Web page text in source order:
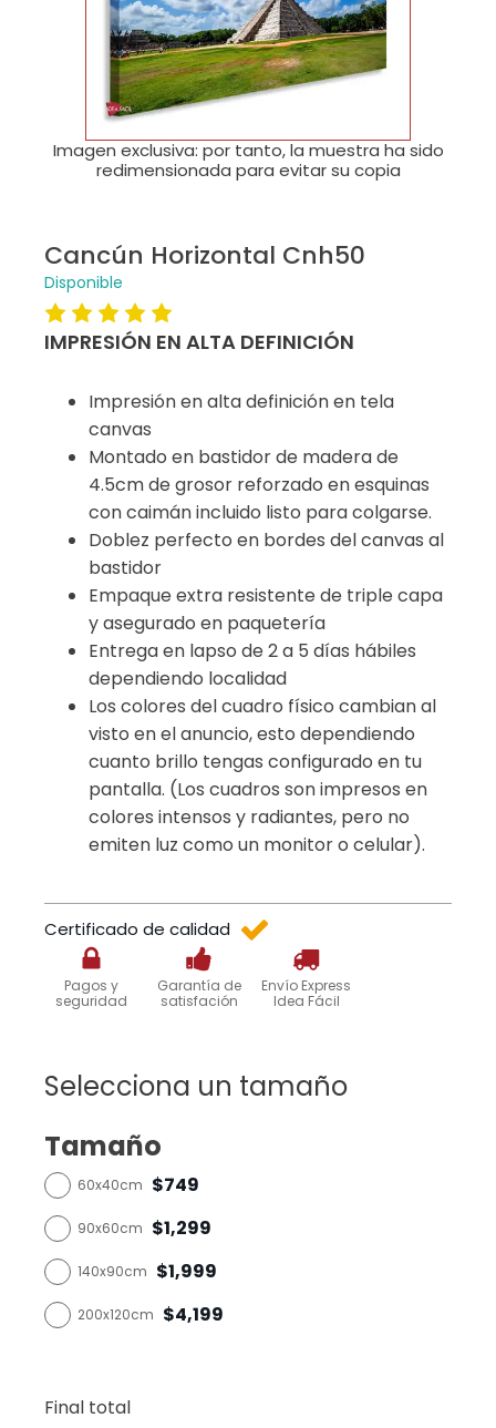
Imagen exclusiva: por tanto, la muestra ha sido
redimensionada para evitar su copia
Cancún Horizontal Cnh50
Disponible
IMPRESIÓN EN ALTA DEFINICIÓN
Impresión en alta definición en tela
canvas
Montado en bastidor de madera de
4.5cm de grosor reforzado en esquinas
con caimán incluido listo para colgarse.
Doblez perfecto en bordes del canvas al
bastidor
Empaque extra resistente de triple capa
y asegurado en paquetería
Entrega en lapso de 2 a 5 días hábiles
dependiendo localidad
Los colores del cuadro físico cambian al
visto en el anuncio, esto dependiendo
cuanto brillo tengas configurado en tu
pantalla. (Los cuadros son impresos en
colores intensos y radiantes, pero no
emiten luz como un monitor o celular).
Certificado de calidad
Pagos y
seguridad
Garantía de
satisfación
Envío Express
Idea Fácil
Selecciona un tamaño
Tamaño
60x40cm $749
90x60cm $1,299
140x90cm $1,999
200x120cm $4,199
Final total